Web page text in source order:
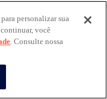
personalizar sua
você
. Consulte nossa